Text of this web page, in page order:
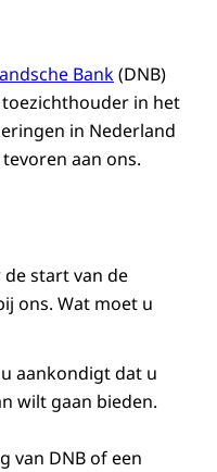
Bank(DNB)
in het
in Nederland
aan ons.
start van de
ons. Wat moet u
aankondigt dat u
wilt gaan bieden.
van DNB of een